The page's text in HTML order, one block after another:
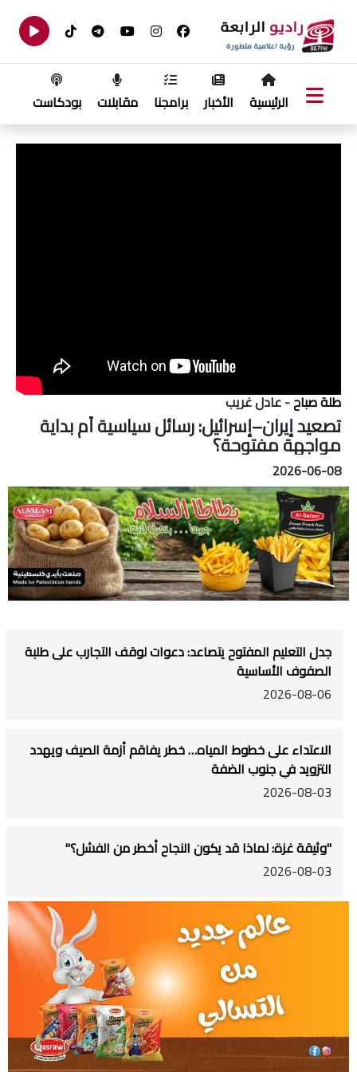
الرئيسية الأخبار برامجنا مقابلات بودكاست
طلة صباح- عادل غريب
تصعيد إيران–إسرائيل: رسائل سياسية أم بداية
مواجهة مفتوحة؟
2026-06-08
جدل التعليم المفتوح يتصاعد: دعوات لوقف التجارب على طلبة
الصفوف الأساسية
2026-08-06
الاعتداء على خطوط المياه… خطر يفاقم أزمة الصيف ويهدد
التزويد في جنوب الضفة
2026-08-03
"وثيقة غزة: لماذا قد يكون النجاح أخطر من الفشل؟"
2026-08-03